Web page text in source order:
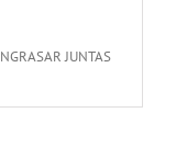
JUNTAS